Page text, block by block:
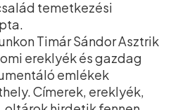
temetkezési
Timár Sándor Asztrik
ereklyék és gazdag
emlékek
Címerek, ereklyék,